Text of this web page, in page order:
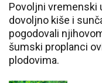
Povoljni vremenski
dovoljno kiše i
pogodovali
šumski proplanci
plodovima.